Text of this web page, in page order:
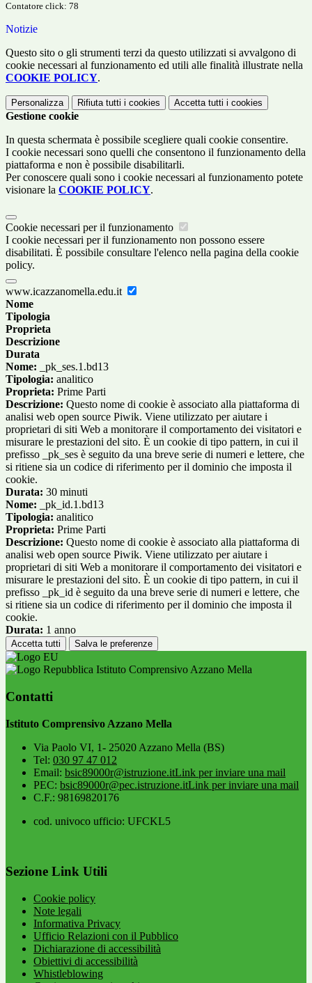
Contatore click: 78
Notizie
Questo sito o gli strumenti terzi da questo utilizzati si avvalgono di
cookie necessari al funzionamento ed utili alle finalità illustrate nella
COOKIE POLICY.
Personalizza Rifiuta tutti i cookies Accetta tutti i cookies
Gestione cookie
In questa schermata è possibile scegliere quali cookie consentire.
I cookie necessari sono quelli che consentono il funzionamento della
piattaforma e non è possibile disabilitarli.
Per conoscere quali sono i cookie necessari al funzionamento potete
visionare la COOKIE POLICY.
Cookie necessari per il funzionamento
I cookie necessari per il funzionamento non possono essere
disabilitati. È possibile consultare l'elenco nella pagina della cookie
policy.
www.icazzanomella.edu.it
Nome
Tipologia
Proprieta
Descrizione
Durata
Nome: _pk_ses.1.bd13
Tipologia: analitico
Proprieta: Prime Parti
Descrizione: Questo nome di cookie è associato alla piattaforma di
analisi web open source Piwik. Viene utilizzato per aiutare i
proprietari di siti Web a monitorare il comportamento dei visitatori e
misurare le prestazioni del sito. È un cookie di tipo pattern, in cui il
prefisso _pk_ses è seguito da una breve serie di numeri e lettere, che
si ritiene sia un codice di riferimento per il dominio che imposta il
cookie.
Durata: 30 minuti
Nome: _pk_id.1.bd13
Tipologia: analitico
Proprieta: Prime Parti
Descrizione: Questo nome di cookie è associato alla piattaforma di
analisi web open source Piwik. Viene utilizzato per aiutare i
proprietari di siti Web a monitorare il comportamento dei visitatori e
misurare le prestazioni del sito. È un cookie di tipo pattern, in cui il
prefisso _pk_id è seguito da una breve serie di numeri e lettere, che
si ritiene sia un codice di riferimento per il dominio che imposta il
cookie.
Durata: 1 anno
Accetta tutti Salva le preferenze
Istituto Comprensivo Azzano Mella
Contatti
Istituto Comprensivo Azzano Mella
Via Paolo VI, 1- 25020 Azzano Mella (BS)
Tel: 030 97 47 012
Email: bsic89000r@istruzione.itLink per inviare una mail
PEC: bsic89000r@pec.istruzione.itLink per inviare una mail
C.F.: 98169820176
cod. univoco ufficio: UFCKL5
Sezione Link Utili
Cookie policy
Note legali
Informativa Privacy
Ufficio Relazioni con il Pubblico
Dichiarazione di accessibilità
Obiettivi di accessibilità
Whistleblowing